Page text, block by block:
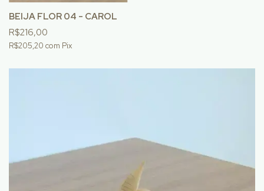
BEIJA FLOR 04 - CAROL
R$216,00
R$205,20 com Pix